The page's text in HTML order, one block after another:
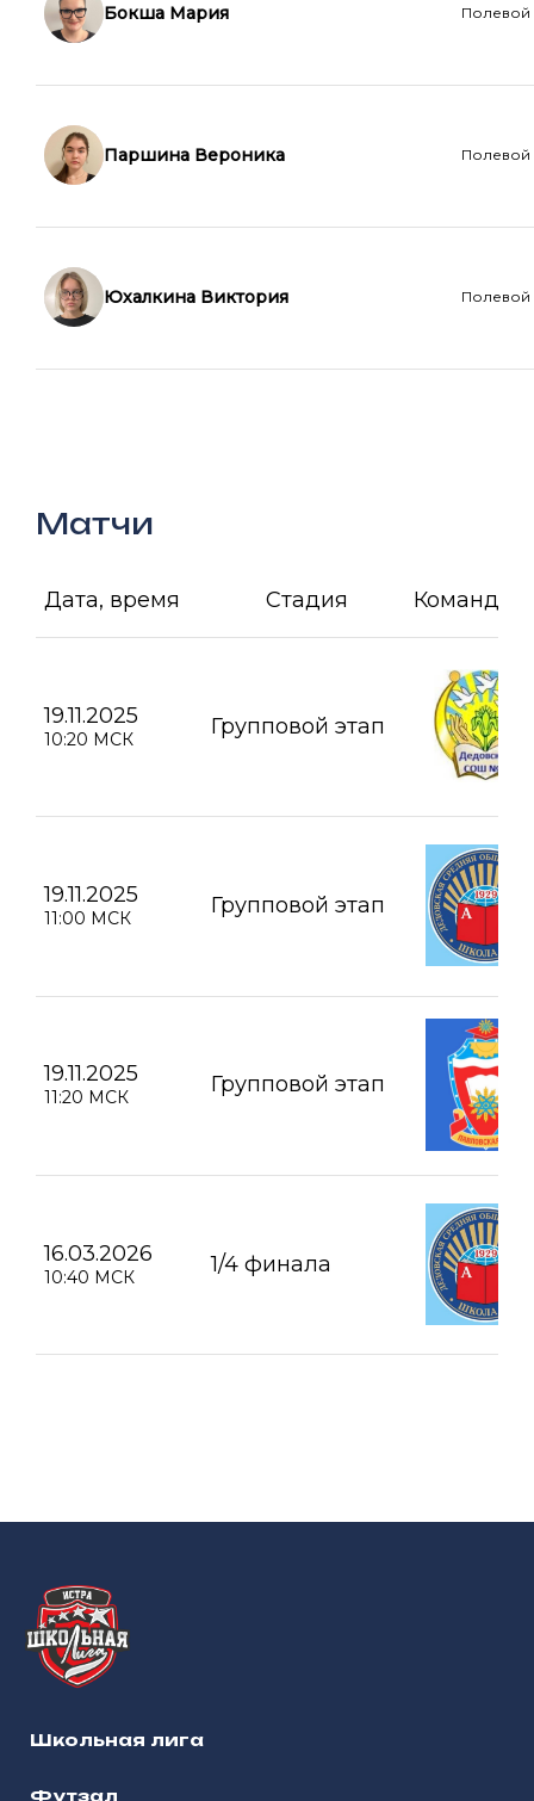
Бокша Мария Полевой
Паршина Вероника Полевой
Юхалкина Виктория Полевой
Матчи
Дата, время Стадия Команда А
19.11.2025
10:20 МСК Групповой этап
19.11.2025
11:00 МСК Групповой этап
19.11.2025
11:20 МСК Групповой этап
16.03.2026
10:40 МСК 1/4 финала
Школьная лига
Футзал